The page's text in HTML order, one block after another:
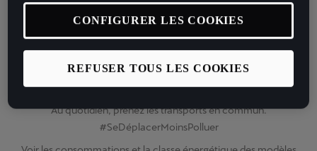
groupe, place à la dégustation des meilleurs flans de Paris, signés
par Jeffrey Cagnes, Chef Pâtissier et Ambassadeur CUPRA, le tout
sur fond de DJ set mémorable.
Au quotidien, prenez les transports en commun.
#SeDéplacerMoinsPolluer
REFUSER TOUS LES COOKIES
CONFIGURER LES COOKIES